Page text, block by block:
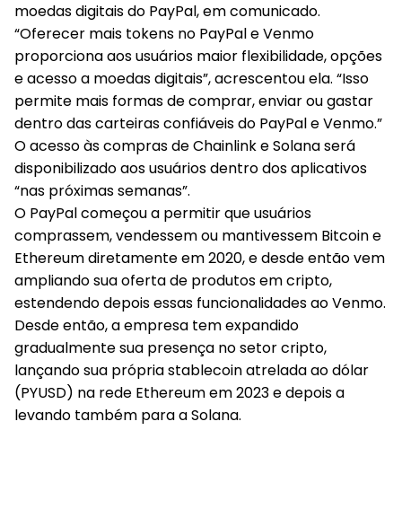
moedas digitais do PayPal, em comunicado.
“Oferecer mais tokens no PayPal e Venmo
proporciona aos usuários maior flexibilidade, opções
e acesso a moedas digitais”, acrescentou ela. “Isso
permite mais formas de comprar, enviar ou gastar
dentro das carteiras confiáveis do PayPal e Venmo.”
O acesso às compras de Chainlink e Solana será
disponibilizado aos usuários dentro dos aplicativos
“nas próximas semanas”.
O PayPal começou a permitir que usuários
comprassem, vendessem ou mantivessem Bitcoin e
Ethereum diretamente em 2020, e desde então vem
ampliando sua oferta de produtos em cripto,
estendendo depois essas funcionalidades ao Venmo.
Desde então, a empresa tem expandido
gradualmente sua presença no setor cripto,
lançando sua própria stablecoin atrelada ao dólar
(PYUSD) na rede Ethereum em 2023 e depois a
levando também para a Solana.